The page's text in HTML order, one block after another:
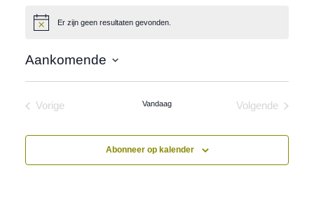
Bericht Er zijn geen resultaten gevonden.
Aankomende
datum.
Vorige
Vandaag
Volgende
Abonneer op kalender